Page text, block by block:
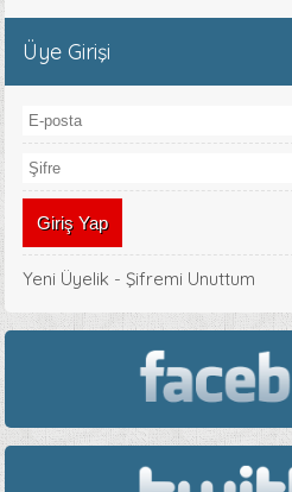
Üye Girişi
Yeni Üyelik -Şifremi Unuttum